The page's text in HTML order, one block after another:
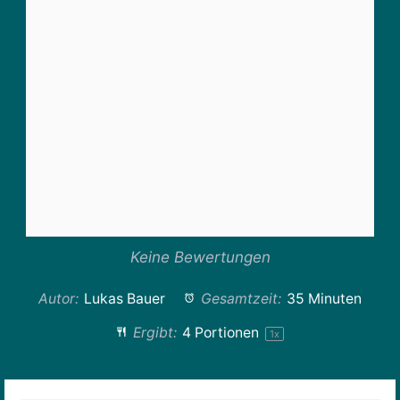
Keine Bewertungen
Autor: Lukas Bauer Gesamtzeit: 35 Minuten
Ergibt: 4 Portionen 1x